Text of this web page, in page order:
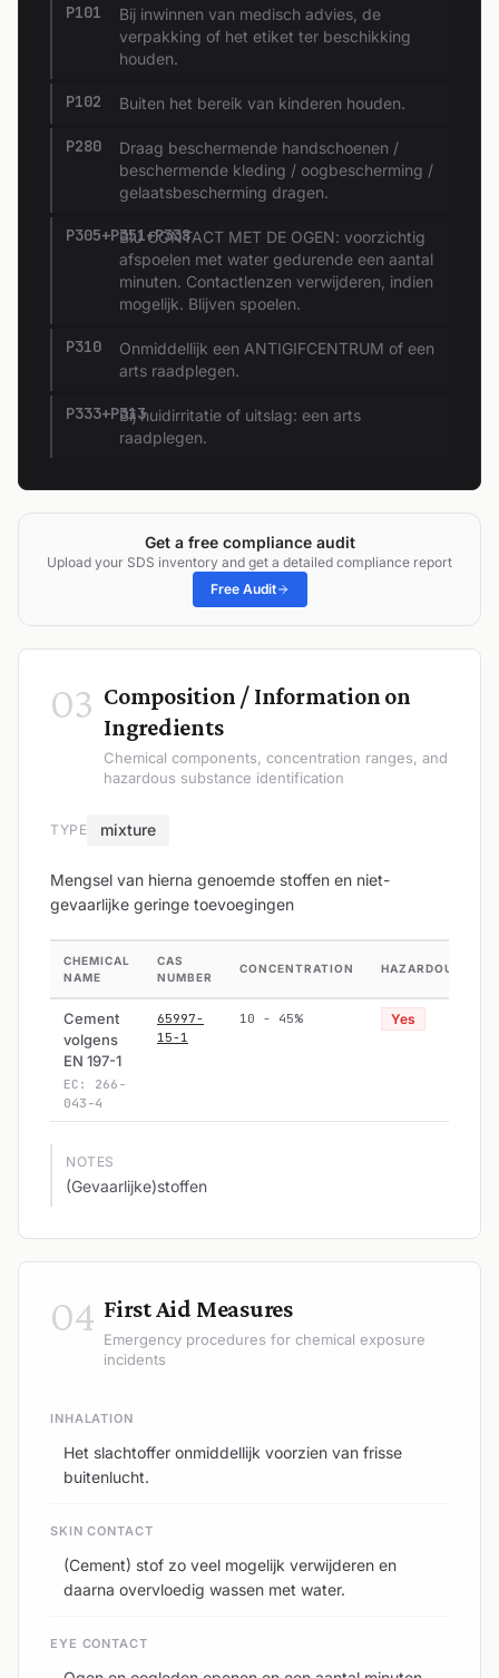
P101
Bij inwinnen van medisch advies, de
verpakking of het etiket ter beschikking
houden.
P102 Buiten het bereik van kinderen houden.
P280
Draag beschermende handschoenen /
beschermende kleding / oogbescherming /
gelaatsbescherming dragen.
P305+P351+P338
BIJ CONTACT MET DE OGEN: voorzichtig
afspoelen met water gedurende een aantal
minuten. Contactlenzen verwijderen, indien
mogelijk. Blijven spoelen.
P310
Onmiddellijk een ANTIGIFCENTRUM of een
arts raadplegen.
P333+P313Bij huidirritatie of uitslag: een arts
raadplegen.
Get a free compliance audit
Upload your SDS inventory and get a detailed compliance report
Free Audit
03 Composition / Information on
Ingredients
Chemical components, concentration ranges, and
hazardous substance identification
TYPE mixture
Mengsel van hierna genoemde stoffen en niet-
gevaarlijke geringe toevoegingen
CHEMICAL
NAME
CAS
NUMBER
CONCENTRATION HAZARDOUS
Cement
volgens
EN 197-1
EC: 266-
043-4
65997-
15-1
10 - 45% Yes
NOTES
(Gevaarlijke)stoffen
04 First Aid Measures
Emergency procedures for chemical exposure
incidents
INHALATION
Het slachtoffer onmiddellijk voorzien van frisse
buitenlucht.
SKIN CONTACT
(Cement) stof zo veel mogelijk verwijderen en
daarna overvloedig wassen met water.
EYE CONTACT